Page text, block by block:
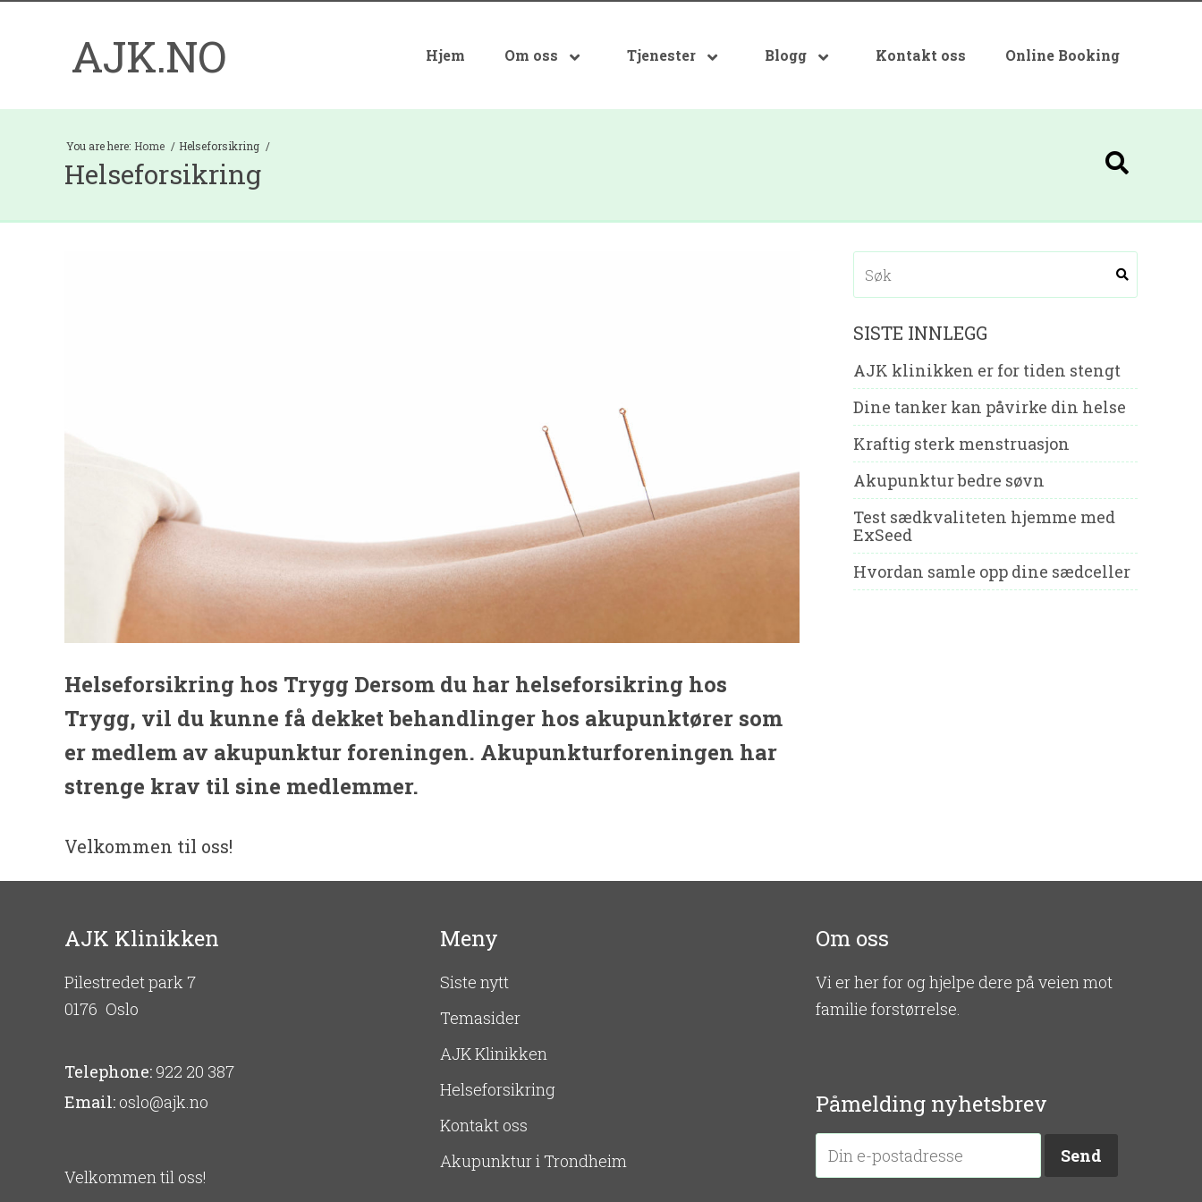
AJK.NO Hjem Om oss Tjenester Blogg Kontakt oss Online Booking
You are here: Home Helseforsikring
Helseforsikring
Helseforsikring hos Trygg Dersom du har helseforsikring hos
Trygg, vil du kunne få dekket behandlinger hos akupunktører som
er medlem av akupunktur foreningen. Akupunkturforeningen har
strenge krav til sine medlemmer.
Velkommen til oss!
SISTE INNLEGG
AJK klinikken er for tiden stengt
Dine tanker kan påvirke din helse
Kraftig sterk menstruasjon
Akupunktur bedre søvn
Test sædkvaliteten hjemme med
ExSeed
Hvordan samle opp dine sædceller
AJK Klinikken
Pilestredet park 7
0176 Oslo
Telephone: 922 20 387
Email: oslo@ajk.no
Velkommen til oss!
Meny
Siste nytt
Temasider
AJK Klinikken
Helseforsikring
Kontakt oss
Akupunktur i Trondheim
Om oss
Vi er her for og hjelpe dere på veien mot
familie forstørrelse.
Påmelding nyhetsbrev